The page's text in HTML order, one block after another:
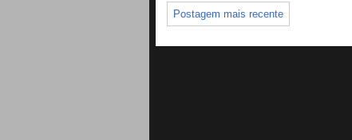
Postagem mais recente